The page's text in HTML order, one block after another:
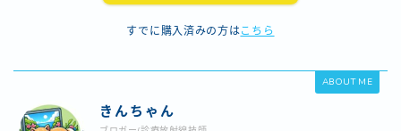
すでに購入済みの方はこちら
ABOUT ME
きんちゃん